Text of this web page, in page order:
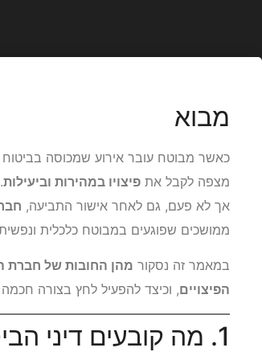
מבוא
כאשר מבוטח עובר אירוע שמכוסה
מצפה לקבל את פיצויו במהירות וביעילות.
אך לא פעם, גם לאחר אישור התביעה,
ממושכים שפוגעים במבוטח כלכלית
במאמר זה נסקור מהן החובות של חברת
הפיצויים, וכיצד להפעיל לחץ בצורה
1. מה קובעים דיני הביטוח לגבי תשלום פיצויים?